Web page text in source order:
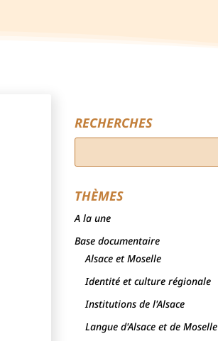
RECHERCHES
THÈMES
A la une
Base documentaire
Alsace et Moselle
Identité et culture régionale
Institutions de l'Alsace
Langue d'Alsace et de Moselle